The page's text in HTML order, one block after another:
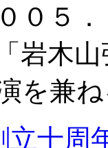
０５
木山
を兼
立十周